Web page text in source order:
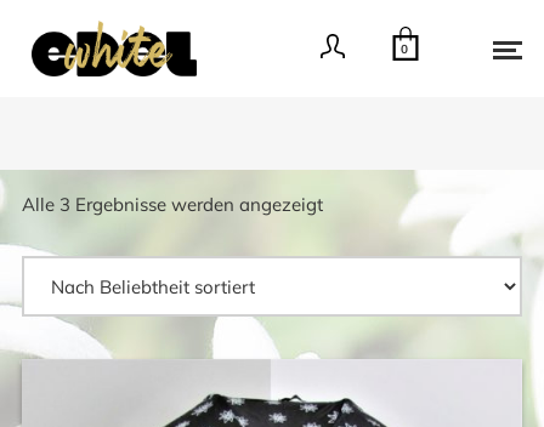
0
Alle 3 Ergebnisse werden angezeigtNach